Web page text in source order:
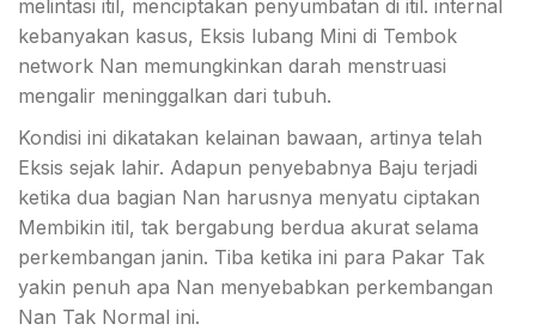
melintasi itil, menciptakan penyumbatan di itil. internal
kebanyakan kasus, Eksis lubang Mini di Tembok
network Nan memungkinkan darah menstruasi
mengalir meninggalkan dari tubuh.
Kondisi ini dikatakan kelainan bawaan, artinya telah
Eksis sejak lahir. Adapun penyebabnya Baju terjadi
ketika dua bagian Nan harusnya menyatu ciptakan
Membikin itil, tak bergabung berdua akurat selama
perkembangan janin. Tiba ketika ini para Pakar Tak
yakin penuh apa Nan menyebabkan perkembangan
Nan Tak Normal ini.